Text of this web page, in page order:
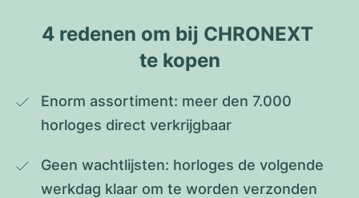
4 redenen om bij CHRONEXT
te kopen
Enorm assortiment: meer den 7.000
horloges direct verkrijgbaar
Geen wachtlijsten: horloges de volgende
werkdag klaar om te worden verzonden